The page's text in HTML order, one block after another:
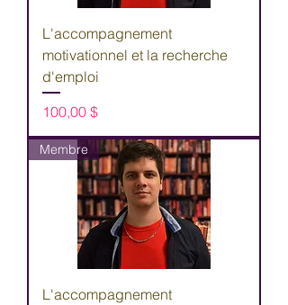
L'accompagnement
motivationnel et la recherche
d'emploi
Prix
100,00 $
Membre
L'accompagnement